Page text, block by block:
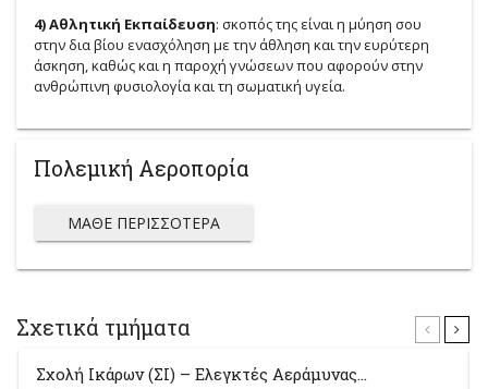
4) Αθλητική Εκπαίδευση: σκοπός της είναι η μύηση σου
στην δια βίου ενασχόληση με την άθληση και την ευρύτερη
άσκηση, καθώς και η παροχή γνώσεων που αφορούν στην
ανθρώπινη φυσιολογία και τη σωματική υγεία.
Πολεμική Αεροπορία
ΜΆΘΕ ΠΕΡΙΣΣΌΤΕΡΑ
Σχετικά τμήματα
Σχολή Ικάρων (ΣΙ) – Ελεγκτές Αεράμυνας...